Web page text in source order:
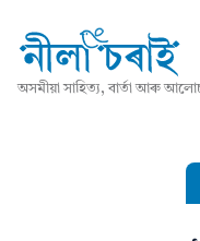
অসমীয়া সাহিত্য, বাৰ্তা আৰু